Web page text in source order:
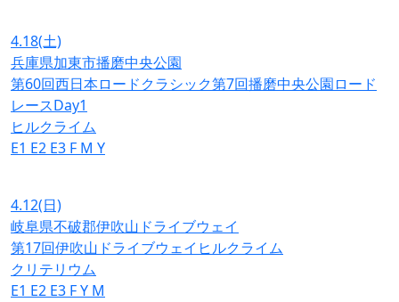
4.18(土)
兵庫県加東市播磨中央公園
第60回西日本ロードクラシック第7回播磨中央公園ロード
レースDay1
ヒルクライム
E1 E2 E3 F M Y
4.12(日)
岐阜県不破郡伊吹山ドライブウェイ
第17回伊吹山ドライブウェイヒルクライム
クリテリウム
E1 E2 E3 FY M